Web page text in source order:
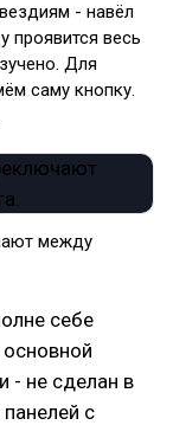
- навёл
проявится весь
Для
саму кнопку.
между
себе
основной
- не сделан в
с